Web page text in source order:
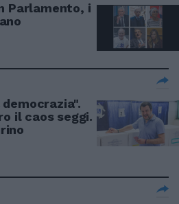
Parlamento, i
il caos seggi.